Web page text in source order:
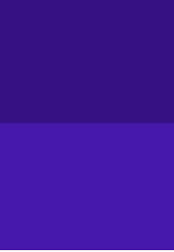
per una full
una lunga giornata
giocare alla